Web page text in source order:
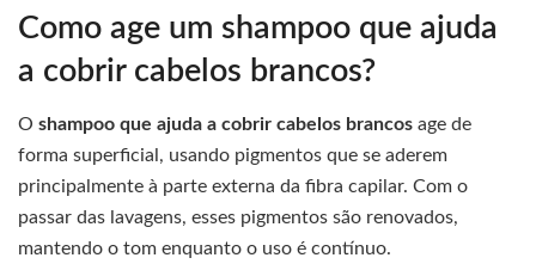
Como age um shampoo que ajuda
a cobrir cabelos brancos?
O shampoo que ajuda a cobrir cabelos brancos age de
forma superficial, usando pigmentos que se aderem
principalmente à parte externa da fibra capilar. Com o
passar das lavagens, esses pigmentos são renovados,
mantendo o tom enquanto o uso é contínuo.